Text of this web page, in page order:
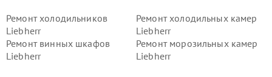
Ремонт холодильников
Liebherr
Ремонт холодильных камер
Liebherr
Ремонт винных шкафов
Liebherr
Ремонт морозильных камер
Liebherr